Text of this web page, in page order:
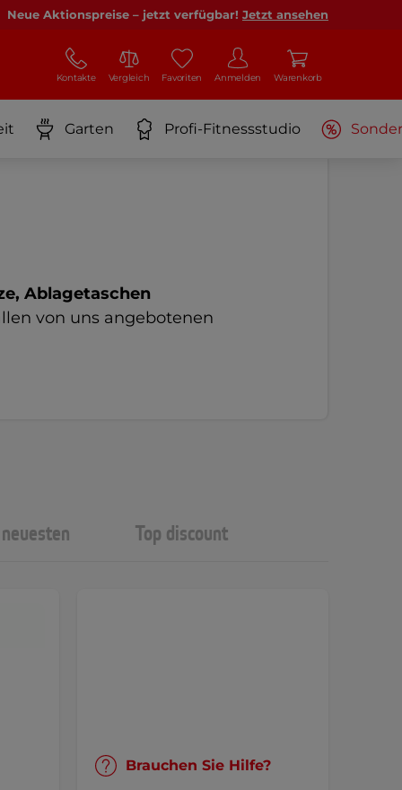
Neue Aktionspreise – jetzt verfügbar! Jetzt ansehen
Kontakte Vergleich Favoriten Anmelden Warenkorb
Garten Profi-Fitnessstudio
Ablagetaschen
von uns angebotenen
Top discount
Brauchen Sie Hilfe?